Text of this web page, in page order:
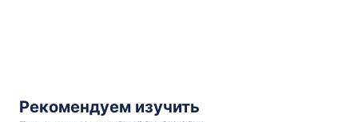
Рекомендуем изучить